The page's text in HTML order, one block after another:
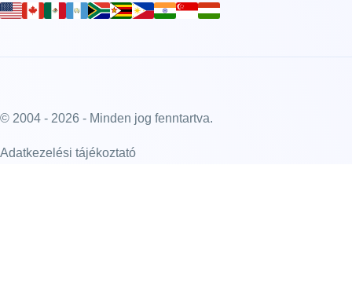
© 2004 - 2026 - Minden jog fenntartva.
Adatkezelési tájékoztató